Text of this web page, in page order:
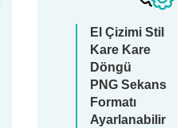
El Çizimi Stil
Kare Kare
Döngü
PNG Sekans
Formatı
Ayarlanabilir